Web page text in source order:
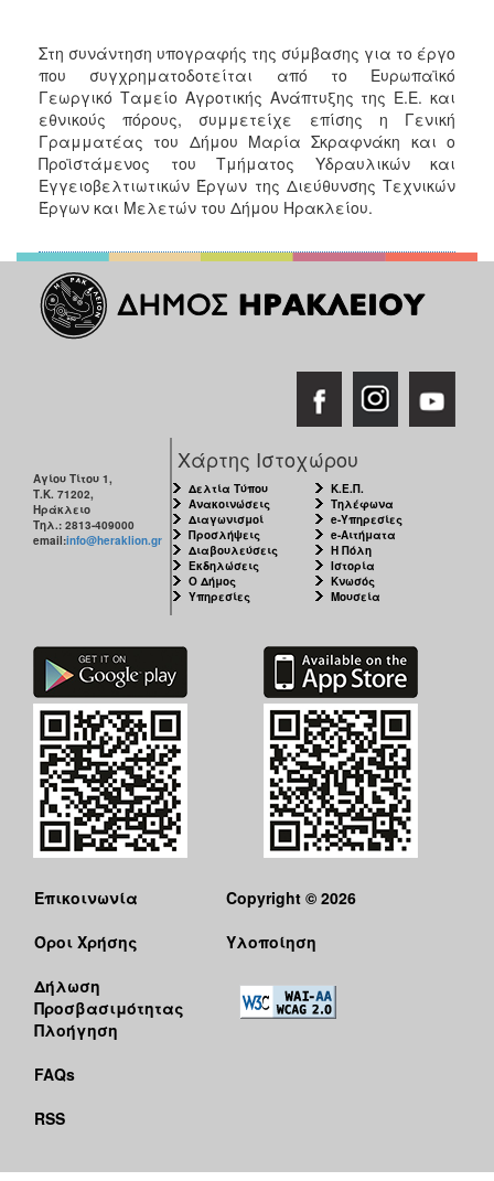
Στη συνάντηση υπογραφής της σύμβασης για το έργο
που συγχρηματοδοτείται από το Ευρωπαϊκό
Γεωργικό Ταμείο Αγροτικής Ανάπτυξης της Ε.Ε. και
εθνικούς πόρους, συμμετείχε επίσης η Γενική
Γραμματέας του Δήμου Μαρία Σκραφνάκη και ο
Προϊστάμενος του Τμήματος Υδραυλικών και
Εγγειοβελτιωτικών Έργων της Διεύθυνσης Τεχνικών
Έργων και Μελετών του Δήμου Ηρακλείου.
Αγίου Τίτου 1,
Τ.Κ. 71202,
Ηράκλειο
Τηλ.: 2813-409000
email:info@heraklion.gr
Χάρτης Ιστοχώρου
Δελτία Τύπου
Ανακοινώσεις
Διαγωνισμοί
Προσλήψεις
Διαβουλεύσεις
Εκδηλώσεις
Ο Δήμος
Υπηρεσίες
Κ.Ε.Π.
Τηλέφωνα
e-Υπηρεσίες
e-Αιτήματα
Η Πόλη
Ιστορία
Κνωσός
Μουσεία
Επικοινωνία
Όροι Χρήσης
Δήλωση
Προσβασιμότητας
Πλοήγηση
FAQs
RSS
Copyright © 2026
Υλοποίηση